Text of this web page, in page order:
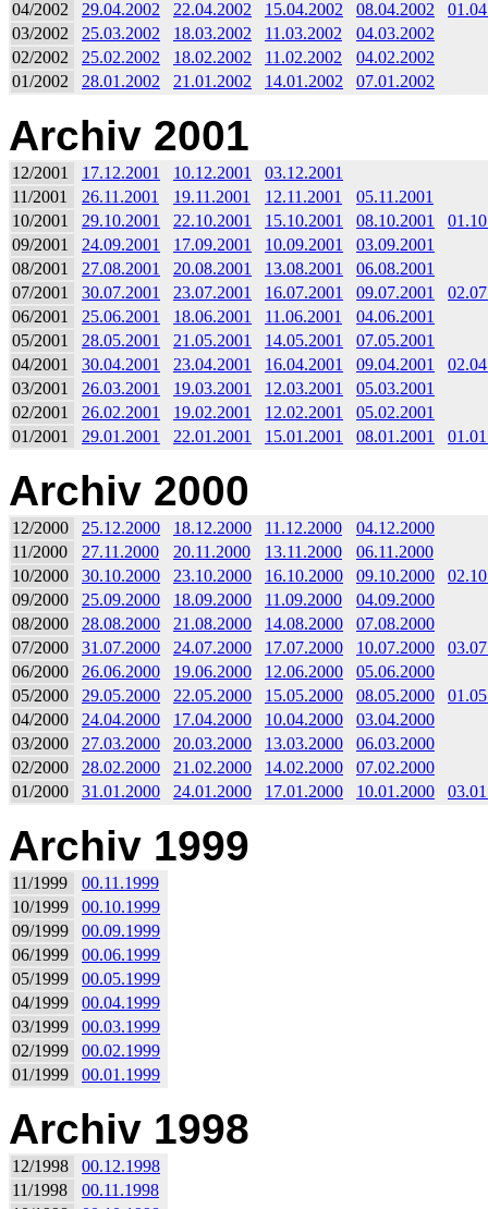
04/2002 29.04.2002 22.04.2002 15.04.2002 08.04.2002
03/2002
25.03.2002 18.03.2002 11.03.2002
04.03.2002
02/2002
25.02.2002 18.02.2002 11.02.2002
04.02.2002
01/2002
28.01.2002 21.01.2002 14.01.2002 07.01.2002
Archiv 2001
12/2001 17.12.2001 10.12.2001
03.12.2001
11/2001
26.11.2001 19.11.2001 12.11.2001
05.11.2001
10/2001
29.10.2001 22.10.2001 15.10.2001 08.10.2001
09/2001
24.09.2001 17.09.2001 10.09.2001
03.09.2001
08/2001
27.08.2001 20.08.2001 13.08.2001
06.08.2001
07/2001
30.07.2001 23.07.2001 16.07.2001 09.07.2001
06/2001
25.06.2001 18.06.2001 11.06.2001
04.06.2001
05/2001
28.05.2001 21.05.2001 14.05.2001
07.05.2001
04/2001
30.04.2001 23.04.2001 16.04.2001 09.04.2001
03/2001
26.03.2001 19.03.2001 12.03.2001
05.03.2001
02/2001
26.02.2001 19.02.2001 12.02.2001
05.02.2001
01/2001
29.01.2001 22.01.2001 15.01.2001 08.01.2001
Archiv 2000
12/2000 25.12.2000 18.12.2000 11.12.2000
04.12.2000
11/2000
27.11.2000 20.11.2000 13.11.2000
06.11.2000
10/2000
30.10.2000 23.10.2000 16.10.2000 09.10.2000
09/2000
25.09.2000 18.09.2000 11.09.2000
04.09.2000
08/2000
28.08.2000 21.08.2000 14.08.2000
07.08.2000
07/2000
31.07.2000 24.07.2000 17.07.2000 10.07.2000
06/2000
26.06.2000 19.06.2000 12.06.2000
05.06.2000
05/2000
29.05.2000 22.05.2000 15.05.2000 08.05.2000
04/2000
24.04.2000 17.04.2000 10.04.2000
03.04.2000
03/2000
27.03.2000 20.03.2000 13.03.2000
06.03.2000
02/2000
28.02.2000 21.02.2000 14.02.2000
07.02.2000
01/2000
31.01.2000 24.01.2000 17.01.2000 10.01.2000
Archiv 1999
11/1999
00.11.1999
10/1999
00.10.1999
09/1999
00.09.1999
06/1999
00.06.1999
05/1999
00.05.1999
04/1999
00.04.1999
03/1999
00.03.1999
02/1999
00.02.1999
01/1999
00.01.1999
Archiv 1998
12/1998
00.12.1998
11/1998
00.11.1998